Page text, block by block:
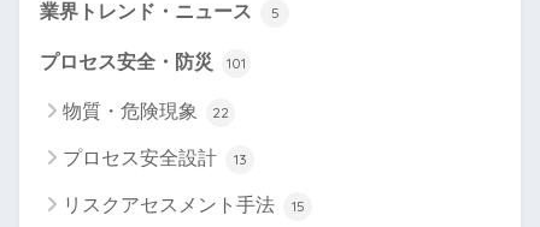
業界トレンド・ニュース 5
プロセス安全・防災 101
物質・危険現象 22
プロセス安全設計 13
リスクアセスメント手法 15